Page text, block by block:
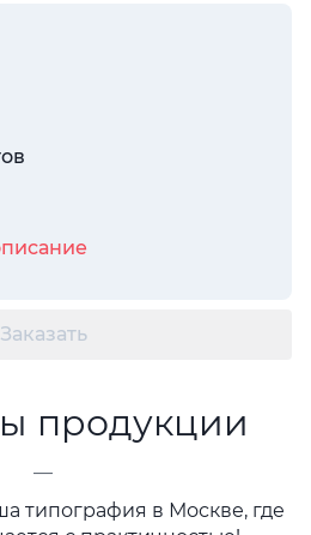
Заказать
продукции
—
типография в Москве, где